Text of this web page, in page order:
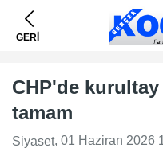
GERİ
CHP'de
tamam
Siyaset, 01 Haziran 2026